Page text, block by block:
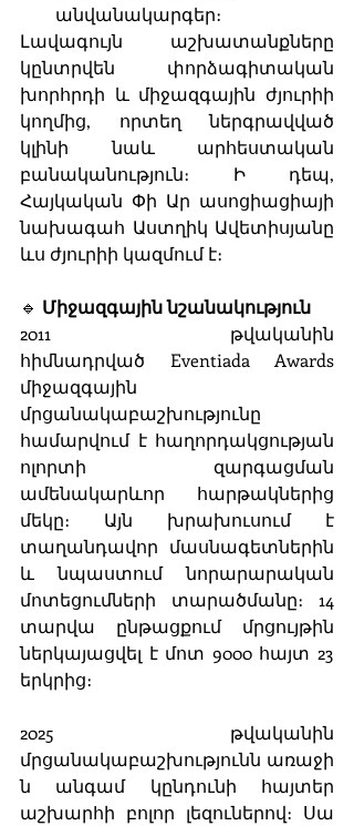
անվանակարգեր։
Լավագույն աշխատանքները
կընտրվեն փորձագիտական
խորհրդի և միջազգային ժյուրիի
կողմից, որտեղ ներգրավված
կլինի նաև արհեստական
բանականություն։ Ի դեպ,
Հայկական Փի Ար ասոցիացիայի
նախագահ Աստղիկ Ավետիսյանը
ևս ժյուրիի կազմում է։
🔹 Միջազգային նշանակություն
2011 թվականին
հիմնադրված Eventiada Awards
միջազգային
մրցանակաբաշխությունը
համարվում է հաղորդակցության
ոլորտի զարգացման
ամենակարևոր հարթակներից
մեկը։ Այն խրախուսում է
տաղանդավոր մասնագետներին
և նպաստում նորարարական
մոտեցումների տարածմանը։ 14
տարվա ընթացքում մրցույթին
ներկայացվել է մոտ 9000 հայտ 23
երկրից։
2025 թվականին
մրցանակաբաշխությունն առաջի
ն անգամ կընդունի հայտեր
աշխարհի բոլոր լեզուներով։ Սա